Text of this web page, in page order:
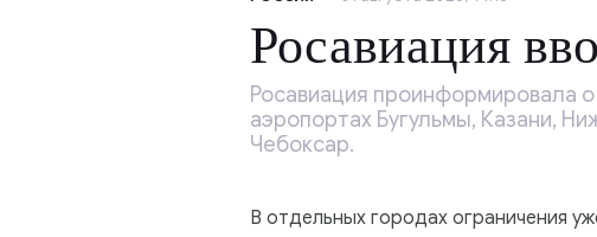
Росавиация
Росавиация проинформировала
аэропортах Бугульмы, Казани,
Чебоксар.
В отдельных городах ограничения